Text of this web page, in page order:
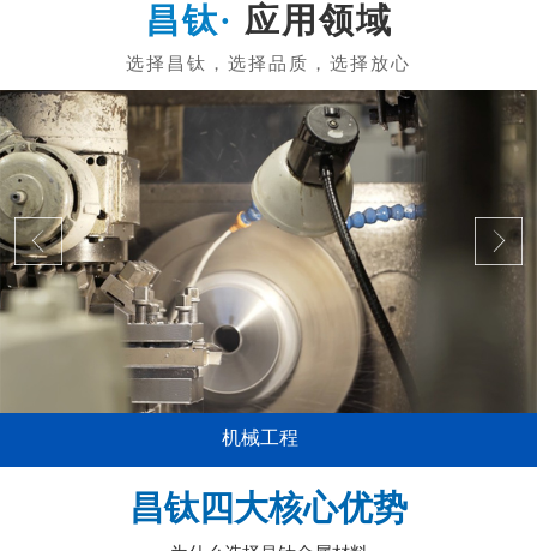
应用领域
机械工程
昌钛四大核心优势